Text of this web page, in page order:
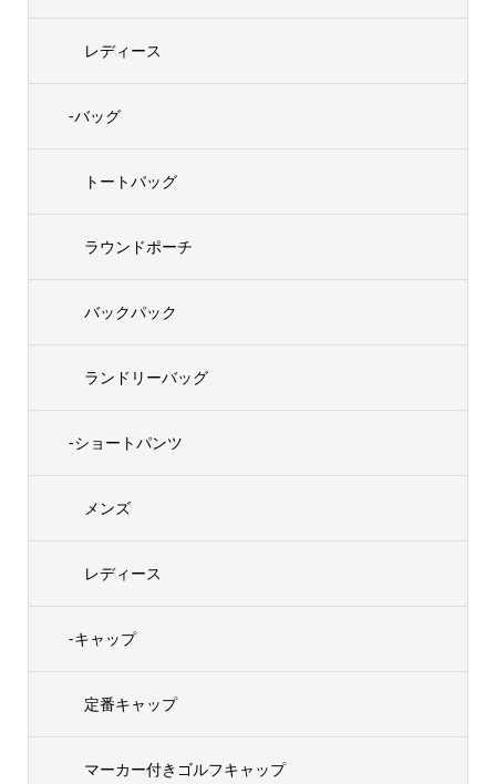
レディース
-バッグ
トートバッグ
ラウンドポーチ
バックパック
ランドリーバッグ
-ショートパンツ
メンズ
レディース
-キャップ
定番キャップ
マーカー付きゴルフキャップ